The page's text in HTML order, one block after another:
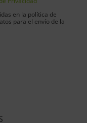
en la política de
para el envío de la